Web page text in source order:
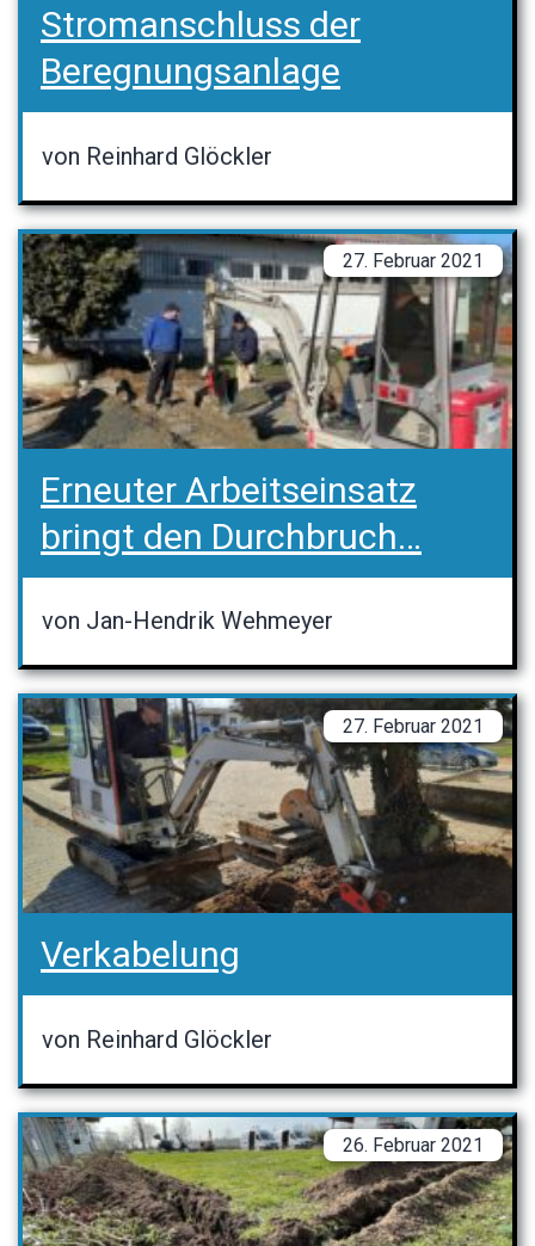
Stromanschluss der
Beregnungsanlage
von Reinhard Glöckler
Erneuter Arbeitseinsatz
bringt den Durchbruch…
von Jan-Hendrik Wehmeyer
27. Februar 2021
Verkabelung
von Reinhard Glöckler
27. Februar 2021
26. Februar 2021